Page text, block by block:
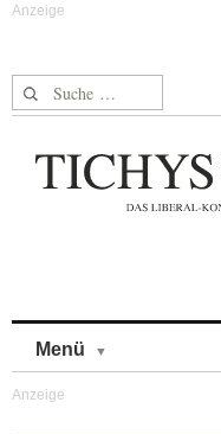
Suche nach:
Menü